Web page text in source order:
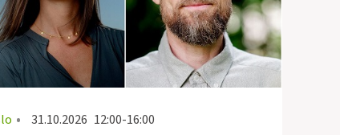
• 31.10.2026 12:00-16:00